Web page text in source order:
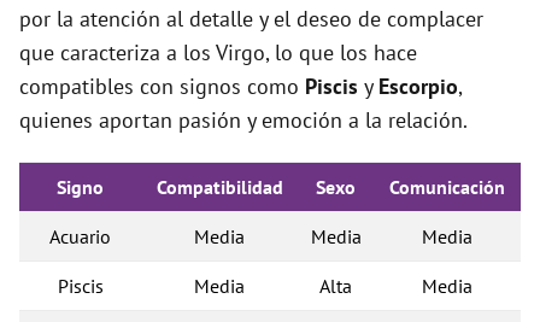
por la atención al detalle y el deseo de complacer
que caracteriza a los Virgo, lo que los hace
compatibles con signos como Piscis y Escorpio,
quienes aportan pasión y emoción a la relación.
Signo Compatibilidad Sexo Comunicación
Acuario Media Media Media
Piscis Media Alta Media